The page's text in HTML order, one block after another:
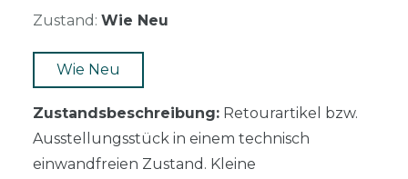
Zustand: Wie Neu
Wie Neu
Zustandsbeschreibung: Retourartikel bzw.
Ausstellungsstück in einem technisch
einwandfreien Zustand. Kleine